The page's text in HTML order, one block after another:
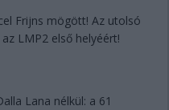
Frijns mögött! Az utolsó
LMP2 első helyéért!
Lana nélkül: a 61